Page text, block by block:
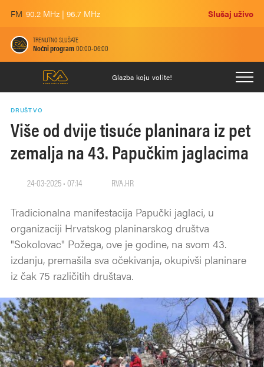
FM 90.2 MHz | 96.7 MHz Slušaj uživo
TRENUTNO SLUŠATE
Noćni program00:00-06:00
Glazba koju volite!
DRUŠTVO
Više od dvije tisuće planinara iz pet
zemalja na 43. Papučkim jaglacima
24-03-2025 • 07:14 RVA.HR
Tradicionalna manifestacija Papučki jaglaci, u
organizaciji Hrvatskog planinarskog društva
"Sokolovac" Požega, ove je godine, na svom 43.
izdanju, premašila sva očekivanja, okupivši planinare
iz čak 75 različitih društava.